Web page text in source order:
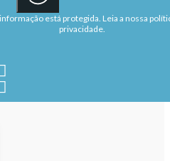
está protegida. Leia a nossa
privacidade.